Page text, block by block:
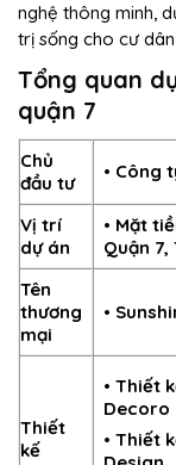
nghệ thông minh,
trị sống cho cư
Tổng quan
quận 7
Chủ
đầu tư
• Công
Vị trí
dự án
• Mặt
Quận 7,
Tên
thương
mại
•
Thiết
kế
• Thiết
Decoro
• Thiết